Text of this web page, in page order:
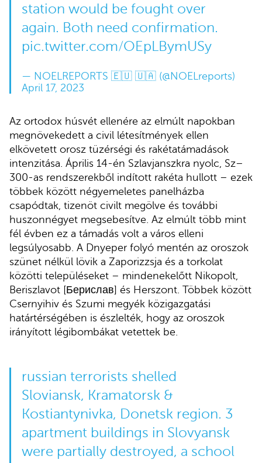
station would be fought over
again. Both need confirmation.
pic.twitter.com/OEpLBymUSy
— NOELREPORTS 🇪🇺 🇺🇦 (@NOELreports)
April 17, 2023
Az ortodox húsvét ellenére az elmúlt napokban
megnövekedett a civil létesítmények ellen
elkövetett orosz tüzérségi és rakétatámadások
intenzitása. Április 14-én Szlavjanszkra nyolc, Sz–
300-as rendszerekből indított rakéta hullott – ezek
többek között négyemeletes panelházba
csapódtak, tizenöt civilt megölve és további
huszonnégyet megsebesítve. Az elmúlt több mint
fél évben ez a támadás volt a város elleni
legsúlyosabb. A Dnyeper folyó mentén az oroszok
szünet nélkül lövik a Zaporizzsja és a torkolat
közötti településeket – mindenekelőtt Nikopolt,
Beriszlavot [Берислав] és Herszont. Többek között
Csernyihiv és Szumi megyék közigazgatási
határtérségében is észlelték, hogy az oroszok
irányított légibombákat vetettek be.
russian terrorists shelled
Sloviansk, Kramatorsk &
Kostiantynivka, Donetsk region. 3
apartment buildings in Slovyansk
were partially destroyed, a school